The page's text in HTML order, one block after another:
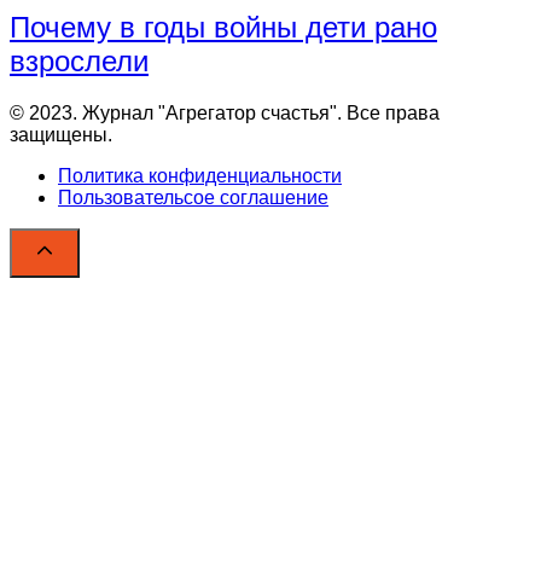
Почему в годы войны дети рано
взрослели
© 2023. Журнал "Агрегатор счастья". Все права
защищены.
Политика конфиденциальности
Пользовательсое соглашение